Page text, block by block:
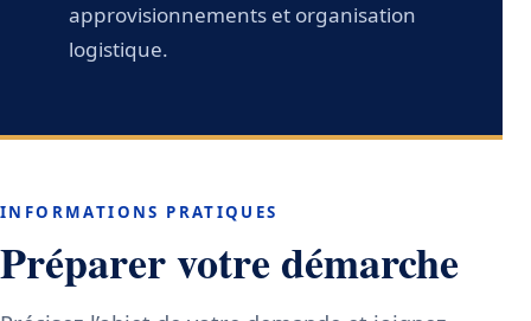
approvisionnements et organisation
logistique.
INFORMATIONS PRATIQUES
Préparer votre démarche